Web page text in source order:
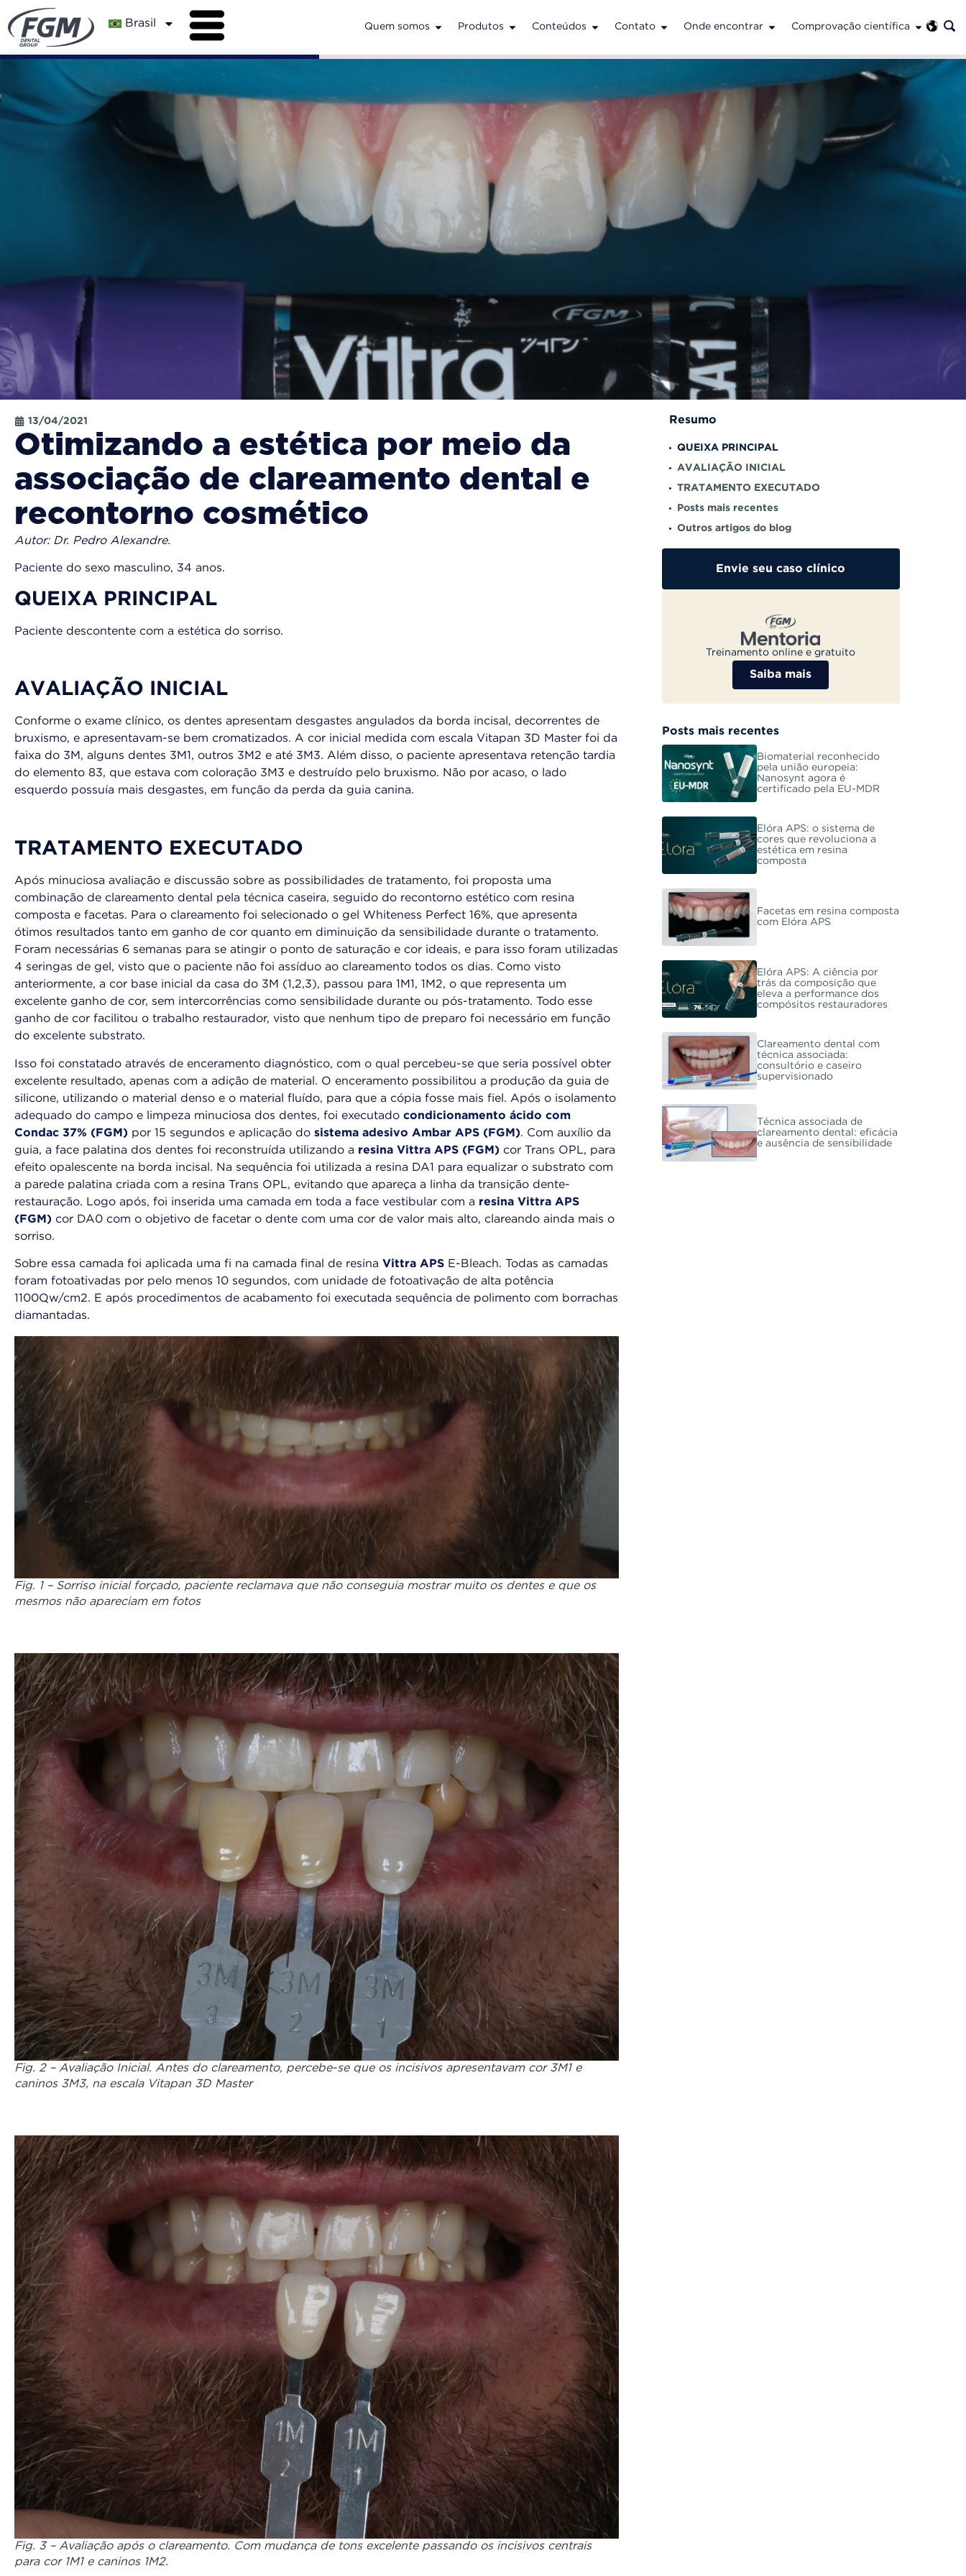
Brasil Quem somos Produtos Conteúdos Contato Onde encontrar Comprovação científica
13/04/2021
Otimizando a estética por meio da
associação de clareamento dental e
recontorno cosmético
Autor: Dr. Pedro Alexandre.
Paciente do sexo masculino, 34 anos.
QUEIXA PRINCIPAL
Paciente descontente com a estética do sorriso.
AVALIAÇÃO INICIAL
Conforme o exame clínico, os dentes apresentam desgastes angulados da borda incisal, decorrentes de
bruxismo, e apresentavam-se bem cromatizados. A cor inicial medida com escala Vitapan 3D Master foi da
faixa do 3M, alguns dentes 3M1, outros 3M2 e até 3M3. Além disso, o paciente apresentava retenção tardia
do elemento 83, que estava com coloração 3M3 e destruído pelo bruxismo. Não por acaso, o lado
esquerdo possuía mais desgastes, em função da perda da guia canina.
TRATAMENTO EXECUTADO
Após minuciosa avaliação e discussão sobre as possibilidades de tratamento, foi proposta uma
combinação de clareamento dental pela técnica caseira, seguido do recontorno estético com resina
composta e facetas. Para o clareamento foi selecionado o gel Whiteness Perfect 16%, que apresenta
ótimos resultados tanto em ganho de cor quanto em diminuição da sensibilidade durante o tratamento.
Foram necessárias 6 semanas para se atingir o ponto de saturação e cor ideais, e para isso foram utilizadas
4 seringas de gel, visto que o paciente não foi assíduo ao clareamento todos os dias. Como visto
anteriormente, a cor base inicial da casa do 3M (1,2,3), passou para 1M1, 1M2, o que representa um
excelente ganho de cor, sem intercorrências como sensibilidade durante ou pós-tratamento. Todo esse
ganho de cor facilitou o trabalho restaurador, visto que nenhum tipo de preparo foi necessário em função
do excelente substrato.
Isso foi constatado através de enceramento diagnóstico, com o qual percebeu-se que seria possível obter
excelente resultado, apenas com a adição de material. O enceramento possibilitou a produção da guia de
silicone, utilizando o material denso e o material fluído, para que a cópia fosse mais fiel. Após o isolamento
adequado do campo e limpeza minuciosa dos dentes, foi executado condicionamento ácido com
Condac 37% (FGM) por 15 segundos e aplicação do sistema adesivo Ambar APS (FGM). Com auxílio da
guia, a face palatina dos dentes foi reconstruída utilizando a resina Vittra APS (FGM) cor Trans OPL, para
efeito opalescente na borda incisal. Na sequência foi utilizada a resina DA1 para equalizar o substrato com
a parede palatina criada com a resina Trans OPL, evitando que apareça a linha da transição dente-
restauração. Logo após, foi inserida uma camada em toda a face vestibular com a resina Vittra APS
(FGM) cor DA0 com o objetivo de facetar o dente com uma cor de valor mais alto, clareando ainda mais o
sorriso.
Sobre essa camada foi aplicada uma fi na camada final de resina Vittra APS E-Bleach. Todas as camadas
foram fotoativadas por pelo menos 10 segundos, com unidade de fotoativação de alta potência
1100µw/cm2. E após procedimentos de acabamento foi executada sequência de polimento com borrachas
diamantadas.
Fig. 1 – Sorriso inicial forçado, paciente reclamava que não conseguia mostrar muito os dentes e que os
mesmos não apareciam em fotos
Fig. 2 – Avaliação Inicial. Antes do clareamento, percebe-se que os incisivos apresentavam cor 3M1 e
caninos 3M3, na escala Vitapan 3D Master
Fig. 3 – Avaliação após o clareamento. Com mudança de tons excelente passando os incisivos centrais
para cor 1M1 e caninos 1M2.
Resumo
QUEIXA PRINCIPAL
AVALIAÇÃO INICIAL
TRATAMENTO EXECUTADO
Posts mais recentes
Outros artigos do blog
Envie seu caso clínico
Treinamento online e gratuito
Saiba mais
Posts mais recentes
Biomaterial reconhecido
pela união europeia:
Nanosynt agora é
certificado pela EU-MDR
Elóra APS: o sistema de
cores que revoluciona a
estética em resina
composta
Facetas em resina composta
com Elóra APS
Elóra APS: A ciência por
trás da composição que
eleva a performance dos
compósitos restauradores
Clareamento dental com
técnica associada:
consultório e caseiro
supervisionado
Técnica associada de
clareamento dental: eficácia
e ausência de sensibilidade